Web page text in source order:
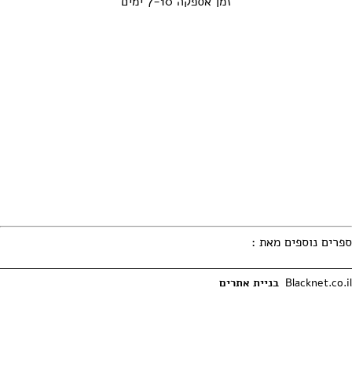
ספרים נוספים מאת :
Blacknet.co.il בניית אתרים